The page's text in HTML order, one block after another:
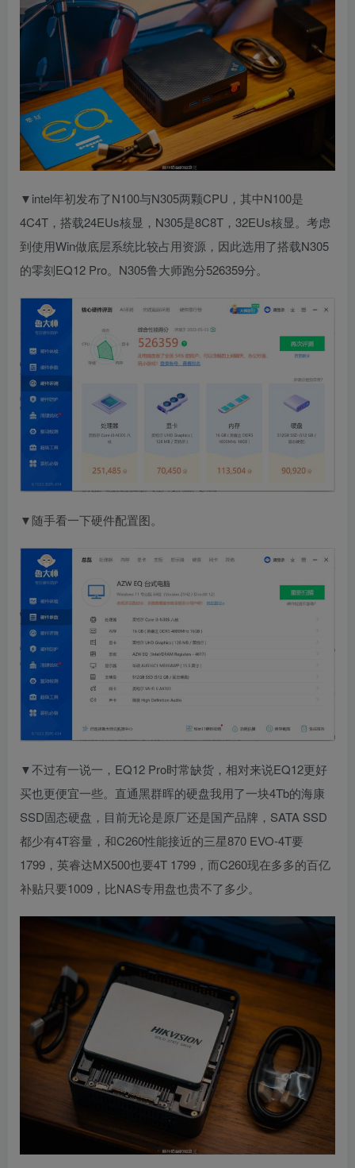
▼intel年初发布了N100与N305两颗CPU，其中N100是
4C4T，搭载24EUs核显，N305是8C8T，32EUs核显。考虑
到使用Win做底层系统比较占用资源，因此选用了搭载N305
的零刻EQ12 Pro。N305鲁大师跑分526359分。
▼随手看一下硬件配置图。
▼不过有一说一，EQ12 Pro时常缺货，相对来说EQ12更好
买也更便宜一些。直通黑群晖的硬盘我用了一块4Tb的海康
SSD固态硬盘，目前无论是原厂还是国产品牌，SATA SSD
都少有4T容量，和C260性能接近的三星870 EVO-4T要
1799，英睿达MX500也要4T 1799，而C260现在多多的百亿
补贴只要1009，比NAS专用盘也贵不了多少。